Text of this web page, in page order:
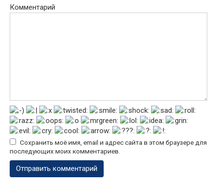
Комментарий
Сохранить моё имя, email и адрес сайта в этом браузере для
последующих моих комментариев.